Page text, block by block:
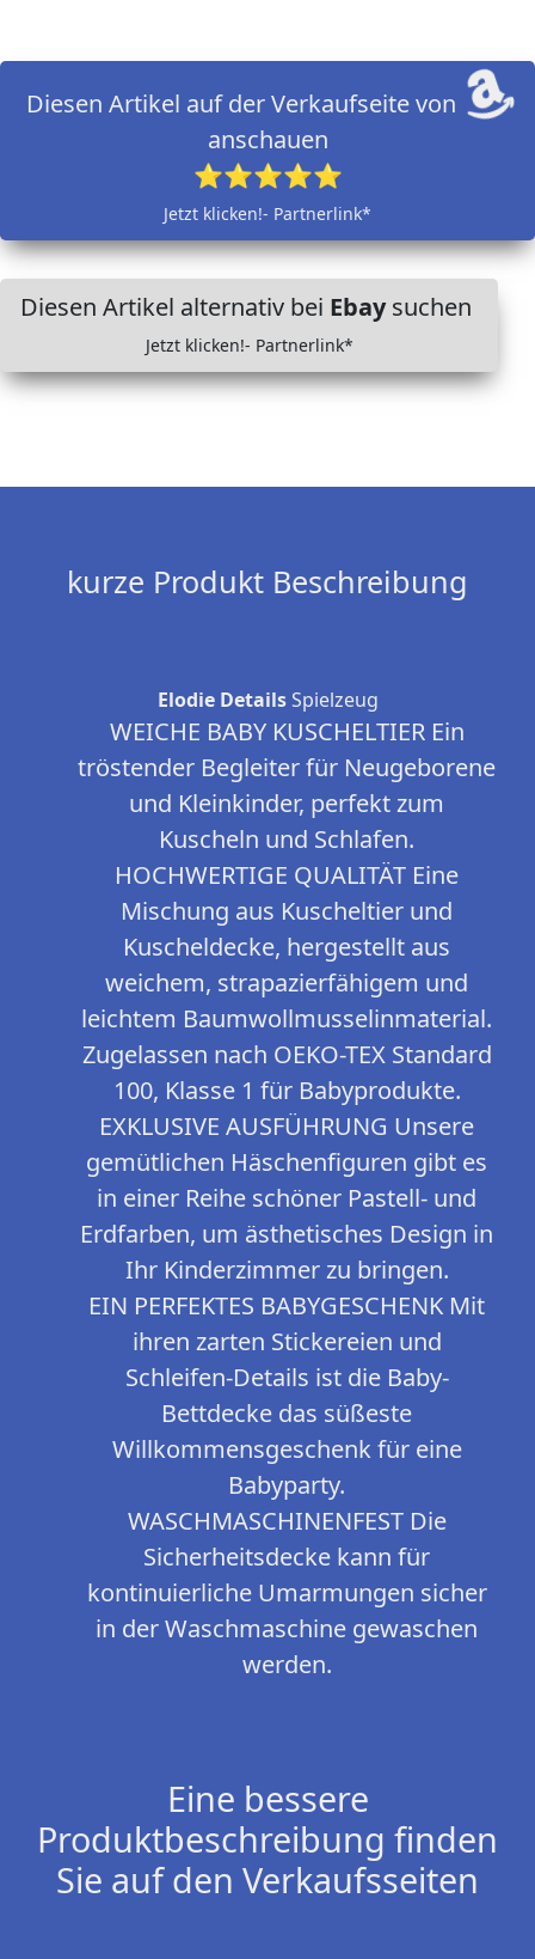
Diesen Artikel auf der Verkaufseite von
anschauen
⭐⭐⭐⭐⭐
Jetzt klicken!- Partnerlink*
Diesen Artikel alternativ bei Ebaysuchen
Jetzt klicken!- Partnerlink*
kurze Produkt Beschreibung
Elodie DetailsSpielzeug
WEICHE BABY KUSCHELTIER Ein
tröstender Begleiter für Neugeborene
und Kleinkinder, perfekt zum
Kuscheln und Schlafen.
HOCHWERTIGE QUALITÄT Eine
Mischung aus Kuscheltier und
Kuscheldecke, hergestellt aus
weichem, strapazierfähigem und
leichtem Baumwollmusselinmaterial.
Zugelassen nach OEKO-TEX Standard
100, Klasse 1 für Babyprodukte.
EXKLUSIVE AUSFÜHRUNG Unsere
gemütlichen Häschenfiguren gibt es
in einer Reihe schöner Pastell- und
Erdfarben, um ästhetisches Design in
Ihr Kinderzimmer zu bringen.
EIN PERFEKTES BABYGESCHENK Mit
ihren zarten Stickereien und
Schleifen-Details ist die Baby-
Bettdecke das süßeste
Willkommensgeschenk für eine
Babyparty.
WASCHMASCHINENFEST Die
Sicherheitsdecke kann für
kontinuierliche Umarmungen sicher
in der Waschmaschine gewaschen
werden.
Eine bessere
Produktbeschreibung finden
Sie auf den Verkaufsseiten